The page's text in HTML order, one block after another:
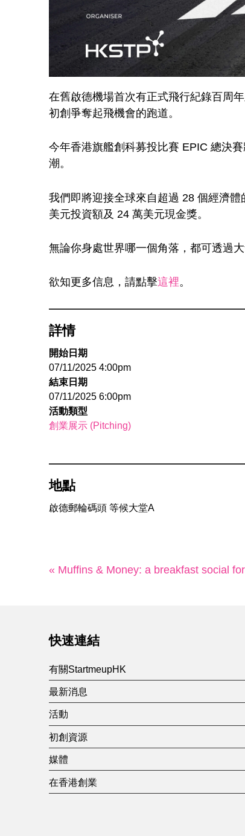
在舊啟德機場首次有正式飛行紀錄百周
初創爭奪起飛機會的跑道。
今年香港旗艦創科募投比賽 EPIC 總決
潮。
我們即將迎接全球來自超過 28 個經濟
美元投資額及 24 萬美元現金獎。
無論你身處世界哪一個角落，都可透過
欲知更多信息，請點擊這裡。
詳情
開始日期
07/11/2025 4:00pm
結束日期
07/11/2025 6:00pm
活動類型
創業展示 (Pitching)
地點
啟德郵輪碼頭 等候大堂A
« Muffins & Money: a breakfast social
快速連結
有關StartmeupHK
最新消息
活動
初創資源
媒體
在香港創業